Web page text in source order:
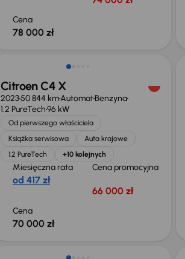
Cena
78 000 zł
Możliwość odliczenia VAT
Citroen C4 X
202350 844 kmAutomatBenzyna
1.2 PureTech96 kW
Od pierwszego właściciela
Książka serwisowa
Auta krajowe
1.2 PureTech
+10 kolejnych
Miesięczna rata
od 417 zł
Cena promocyjna
66 000 zł
Cena
70 000 zł